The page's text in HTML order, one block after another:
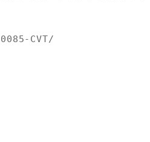
CVT/